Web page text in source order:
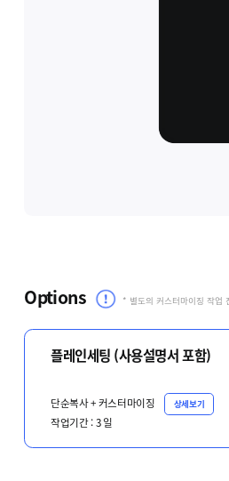
Options * 별도의 커스터마이징 작업
플레인세팅 (사용설명서 포함)
단순복사 + 커스터마이징 상세보기
작업기간 :3일